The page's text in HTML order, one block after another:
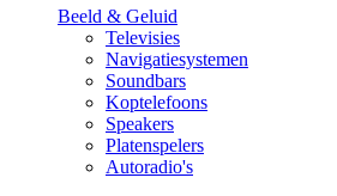
Beeld & Geluid
Televisies
Navigatiesystemen
Soundbars
Koptelefoons
Speakers
Platenspelers
Autoradio's